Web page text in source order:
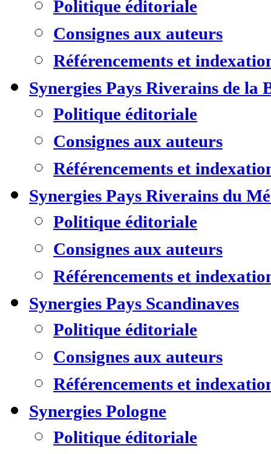
Politique éditoriale
Consignes aux auteurs
Référencements et
Synergies Pays Riverains de la
Politique éditoriale
Consignes aux auteurs
Référencements et
Synergies Pays Riverains du
Politique éditoriale
Consignes aux auteurs
Référencements et
Synergies Pays Scandinaves
Politique éditoriale
Consignes aux auteurs
Référencements et
Synergies Pologne
Politique éditoriale